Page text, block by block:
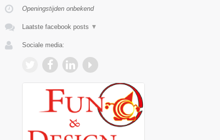
Openingstijden onbekend
Laatste facebook posts ▼
Sociale media: